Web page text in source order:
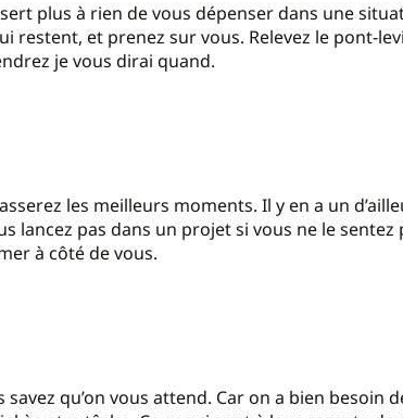
plus à rien de vous dépenser dans une
restent, et prenez sur vous. Relevez le pont-
je vous dirai quand.
les meilleurs moments. Il y en a un
lancez pas dans un projet si vous ne le
à côté de vous.
savez qu’on vous attend. Car on a bien besoin